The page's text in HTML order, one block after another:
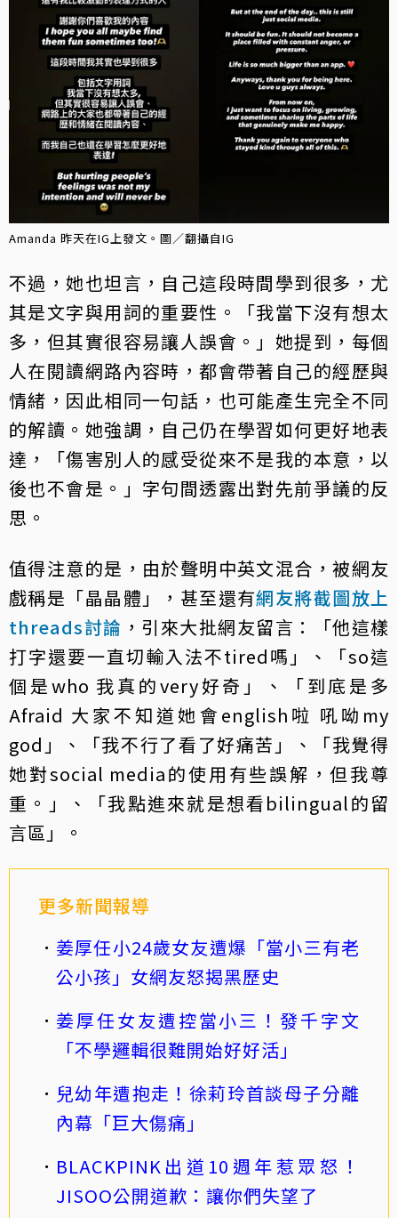
Amanda 昨天在IG上發文。圖／翻攝自IG
不過，她也坦言，自己這段時間學到很多，尤
其是文字與用詞的重要性。「我當下沒有想太
多，但其實很容易讓人誤會。」她提到，每個
人在閱讀網路內容時，都會帶著自己的經歷與
情緒，因此相同一句話，也可能產生完全不同
的解讀。她強調，自己仍在學習如何更好地表
達，「傷害別人的感受從來不是我的本意，以
後也不會是。」字句間透露出對先前爭議的反
思。
值得注意的是，由於聲明中英文混合，被網友
戲稱是「晶晶體」，甚至還有網友將截圖放上
threads討論 ，引來大批網友留言：「他這樣
打字還要一直切輸入法不tired嗎」、「so這
個是who 我真的very好奇」、「到底是多
Afraid 大家不知道她會english啦 吼呦my
god」、「我不行了看了好痛苦」、「我覺得
她對social media的使用有些誤解，但我尊
重。」、「我點進來就是想看bilingual的留
言區」。
更多新聞報導
姜厚任小24歲女友遭爆「當小三有老
公小孩」女網友怒揭黑歷史
姜厚任女友遭控當小三！發千字文
「不學邏輯很難開始好好活」
兒幼年遭抱走！徐莉玲首談母子分離
內幕「巨大傷痛」
BLACKPINK出道10週年惹眾怒！
JISOO公開道歉：讓你們失望了